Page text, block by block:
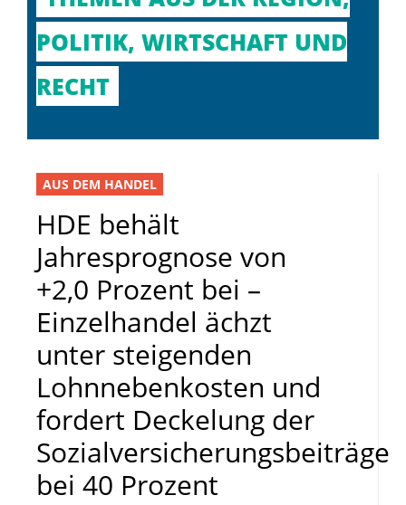
POLITIK, WIRTSCHAFT UND
RECHT
AUS DEM HANDEL
HDE behält
Jahresprognose von
+2,0 Prozent bei –
Einzelhandel ächzt
unter steigenden
Lohnnebenkosten und
fordert Deckelung der
Sozialversicherungsbeiträge
bei 40 Prozent